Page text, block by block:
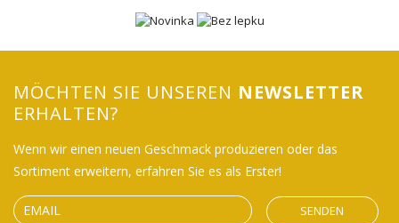
MÖCHTEN SIE UNSEREN NEWSLETTER
ERHALTEN?
Wenn wir einen neuen Geschmack produzieren oder das
Sortiment erweitern, erfahren Sie es als Erster!
SENDEN